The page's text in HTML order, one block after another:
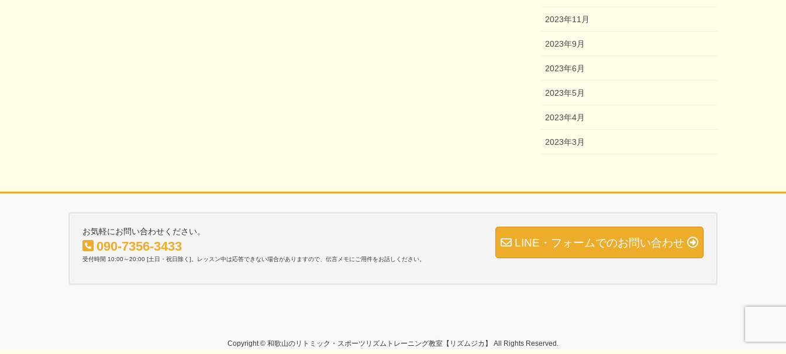
2023年11月
2023年9月
2023年6月
2023年5月
2023年4月
2023年3月
お気軽にお問い合わせください。
090-7356-3433
受付時間 10:00～20:00 [土日・祝日除く]。レッスン中は応答できない場合がありますので、伝言メモにご用件をお話しください。
LINE・フォームでのお問い合わせ
Copyright © 和歌山のリトミック・スポーツリズムトレーニング教室【リズムジカ】 All Rights Reserved.